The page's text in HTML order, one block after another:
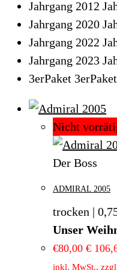
Jahrgang 2012
Jahrgang 2020
Jahrgang 2022
Jahrgang 2023
3erPaket 3erPaket
Nicht
Der Boss
ADMIRAL 2005
trocken |
Unser
€80,00 €
inkl. MwSt.,